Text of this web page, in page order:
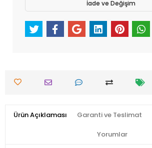
İade ve Değişim
Ürün Açıklaması Garanti ve Teslimat
Yorumlar